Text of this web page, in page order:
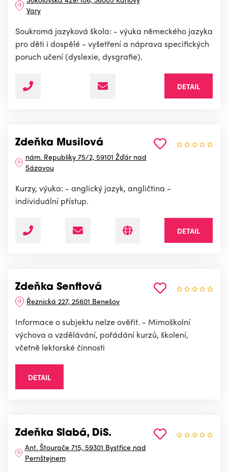
Vary
Soukromá jazyková škola: - výuka německého jazyka
pro děti i dospělé - vyšetření a náprava specifických
poruch učení (dyslexie, dysgrafie).
DETAIL
Zdeňka Musilová
nám. Republiky 75/2, 59101 Žďár nad
Sázavou
Kurzy, výuka: - anglický jazyk, angličtina -
individuální přístup.
DETAIL
Zdeňka Senftová
Řeznická 227, 25601 Benešov
Informace o subjektu nelze ověřit. - Mimoškolní
výchova a vzdělávání, pořádání kurzů, školení,
včetně lektorské činnosti
DETAIL
Zdeňka Slabá, DiS.
Ant. Štourače 715, 59301 Bystřice nad
Pernštejnem